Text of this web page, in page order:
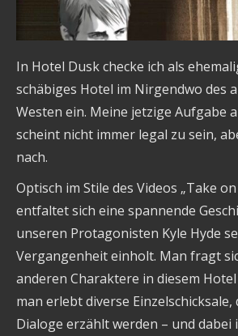
In Hotel Dusk checke ich als
schäbiges Hotel im Nirgendwo des
Westen ein. Meine jetzige Aufgabe
scheint nicht immer legal zu sein,
nach.
Optisch im Stile des Videos „Take
entfaltet sich eine spannende
unseren Protagonisten Kyle Hyde
Vergangenheit einholt. Man fragt
anderen Charaktere in diesem
man erlebt diverse
Dialoge erzählt werden – und dabei